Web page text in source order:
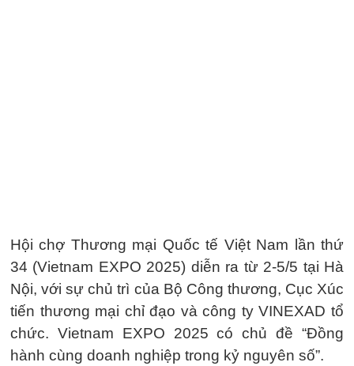
Hội chợ Thương mại Quốc tế Việt Nam lần thứ
34 (Vietnam EXPO 2025) diễn ra từ 2-5/5 tại Hà
Nội, với sự chủ trì của Bộ Công thương, Cục Xúc
tiến thương mại chỉ đạo và công ty VINEXAD tổ
chức. Vietnam EXPO 2025 có chủ đề “Đồng
hành cùng doanh nghiệp trong kỷ nguyên số”.